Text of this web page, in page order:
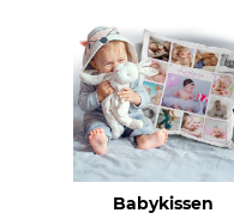
Babykissen